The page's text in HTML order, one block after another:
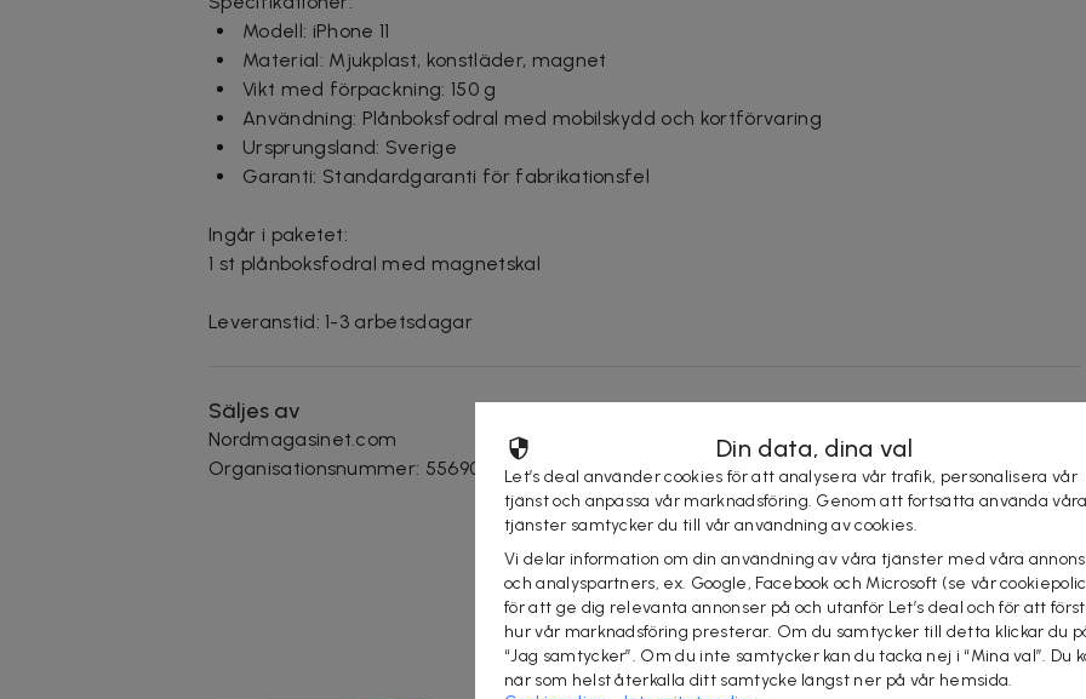
Modell: iPhone 11
Material: Mjukplast, konstläder, magnet
Vikt med förpackning: 150 g
Användning: Plånboksfodral med mobilskydd och kortförvaring
Ursprungsland: Sverige
Garanti: Standardgaranti för fabrikationsfel
Ingår i paketet:
1 st plånboksfodral med magnetskal
Leveranstid: 1-3 arbetsdagar
Säljes av
Nordmagasinet.com
Organisationsnummer: 556905-5238
KÖP
Se liknande deals
Din data, dina val
Let’s deal använder cookies för att analysera vår trafik, personalisera vår
tjänst och anpassa vår marknadsföring. Genom att fortsätta använda våra
tjänster samtycker du till vår användning av cookies.
Vi delar information om din användning av våra tjänster med våra
och analyspartners, ex. Google, Facebook och Microsoft (se vår
för att ge dig relevanta annonser på och utanför Let’s deal och för att
hur vår marknadsföring presterar. Om du samtycker till detta klickar du
“Jag samtycker”. Om du inte samtycker kan du tacka nej i “Mina val”. Du
när som helst återkalla ditt samtycke längst ner på vår hemsida.